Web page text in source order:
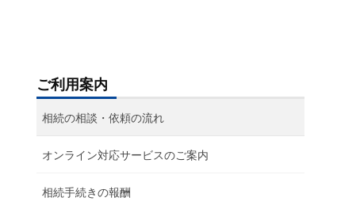
ご利用案内
相続の相談・依頼の流れ
オンライン対応サービスのご案内
相続手続きの報酬